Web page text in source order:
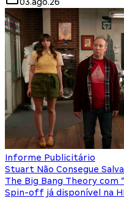
Informe Publicitário
Stuart Não Consegue
The Big Bang Theory com
Spin-off já disponível na